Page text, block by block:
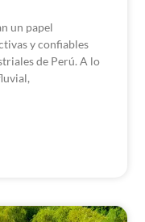
un papel
y confiables
de Perú. A lo